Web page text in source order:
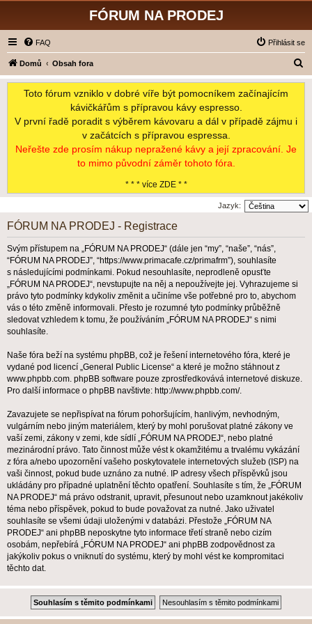
FÓRUM NA PRODEJ
FAQ Přihlásit se
Domů Obsah fora
l
Toto fórum vzniklo v dobré víře být pomocníkem začínajícím
kávičkářům s přípravou kávy espresso.
V první řadě poradit s výběrem kávovaru a dál v případě zájmu i
v začátcích s přípravou espressa.
Neřešte zde prosím nákup nepražené kávy a její zpracování. Je
to mimo původní záměr tohoto fóra.
* * * více ZDE * *
Jazyk:
FÓRUM NA PRODEJ - Registrace
Svým přístupem na „FÓRUM NA PRODEJ“ (dále jen “my”, “naše”, “nás”,
“FÓRUM NA PRODEJ”, “https://www.primacafe.cz/primafrm”), souhlasíte
s následujícími podmínkami. Pokud nesouhlasíte, neprodleně opusťte
„FÓRUM NA PRODEJ“, nevstupujte na něj a nepoužívejte jej. Vyhrazujeme si
právo tyto podmínky kdykoliv změnit a učiníme vše potřebné pro to, abychom
vás o této změně informovali. Přesto je rozumné tyto podmínky průběžně
sledovat vzhledem k tomu, že používáním „FÓRUM NA PRODEJ“ s nimi
souhlasíte.
Naše fóra beží na systému phpBB, což je řešení internetového fóra, které je
vydané pod licencí „General Public License“ a které je možno stáhnout z
www.phpbb.com. phpBB software pouze zprostředkovává internetové diskuze.
Pro další informace o phpBB navštivte: http://www.phpbb.com/.
Zavazujete se nepřispívat na fórum pohoršujícím, hanlivým, nevhodným,
vulgárním nebo jiným materiálem, který by mohl porušovat platné zákony ve
vaší zemi, zákony v zemi, kde sídlí „FÓRUM NA PRODEJ“, nebo platné
mezinárodní právo. Tato činnost může vést k okamžitému a trvalému vykázání
z fóra a/nebo upozornění vašeho poskytovatele internetových služeb (ISP) na
vaši činnost, pokud bude uznáno za nutné. IP adresy všech příspěvků jsou
ukládány pro případné uplatnění těchto opatření. Souhlasíte s tím, že „FÓRUM
NA PRODEJ“ má právo odstranit, upravit, přesunout nebo uzamknout jakékoliv
téma nebo příspěvek, pokud to bude považovat za nutné. Jako uživatel
souhlasíte se všemi údaji uloženými v databázi. Přestože „FÓRUM NA
PRODEJ“ ani phpBB neposkytne tyto informace třetí straně nebo cizím
osobám, nepřebírá „FÓRUM NA PRODEJ“ ani phpBB zodpovědnost za
jakýkoliv pokus o vniknutí do systému, který by mohl vést ke kompromitaci
těchto dat.